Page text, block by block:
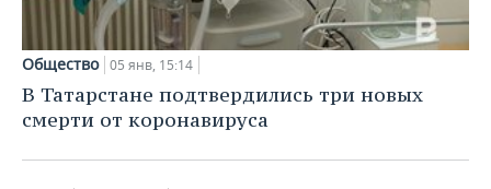
Общество 05 янв, 15:14
В Татарстане подтвердились три новых
смерти от коронавируса